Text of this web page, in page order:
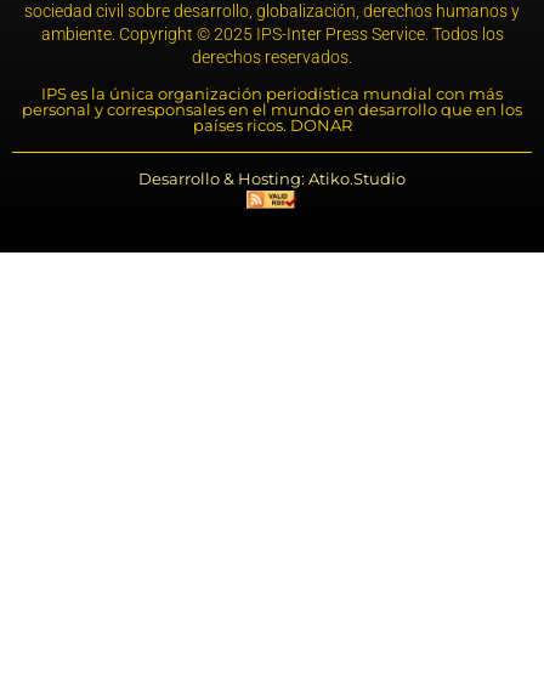
sociedad civil sobre desarrollo, globalización, derechos humanos y
ambiente. Copyright © 2025 IPS-Inter Press Service. Todos los
derechos reservados.
IPS es la única organización periodística mundial con más
personal y corresponsales en el mundo en desarrollo que en los
países ricos. DONAR
Desarrollo & Hosting: Atiko.Studio